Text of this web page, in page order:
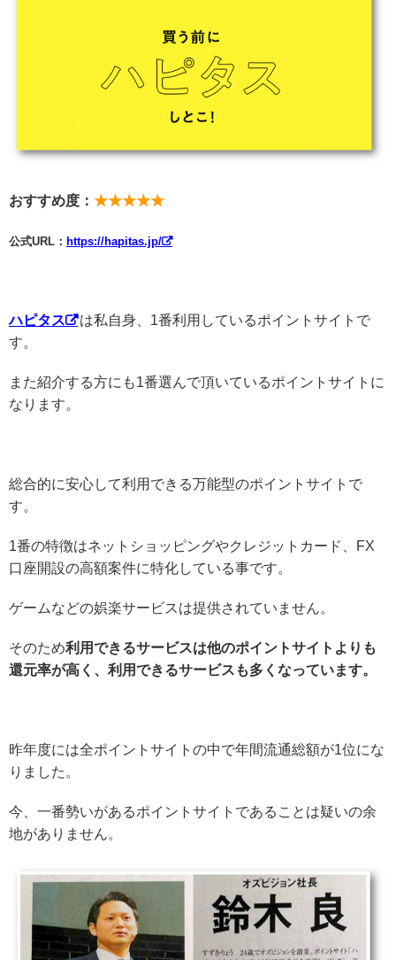
おすすめ度： ★★★★★
公式URL： https://hapitas.jp/
ハピタス
は私自身、1番利用しているポイントサイトで
す。
また紹介する方にも1番選んで頂いているポイントサイトに
なります。
総合的に安心して利用できる万能型のポイントサイトで
す。
1番の特徴はネットショッピングやクレジットカード、FX
口座開設の高額案件に特化している事です。
ゲームなどの娯楽サービスは提供されていません。
そのため利用できるサービスは他のポイントサイトよりも
還元率が高く、利用できるサービスも多くなっています。
昨年度には全ポイントサイトの中で年間流通総額が1位にな
りました。
今、一番勢いがあるポイントサイトであることは疑いの余
地がありません。